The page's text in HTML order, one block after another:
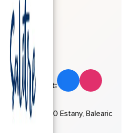
Restaurant:
Nº 1307, 07870 Estany, Balearic